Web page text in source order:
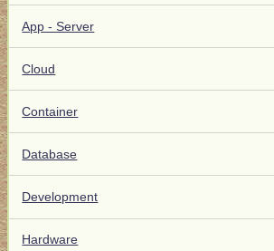
App - Server
Cloud
Container
Database
Development
Hardware